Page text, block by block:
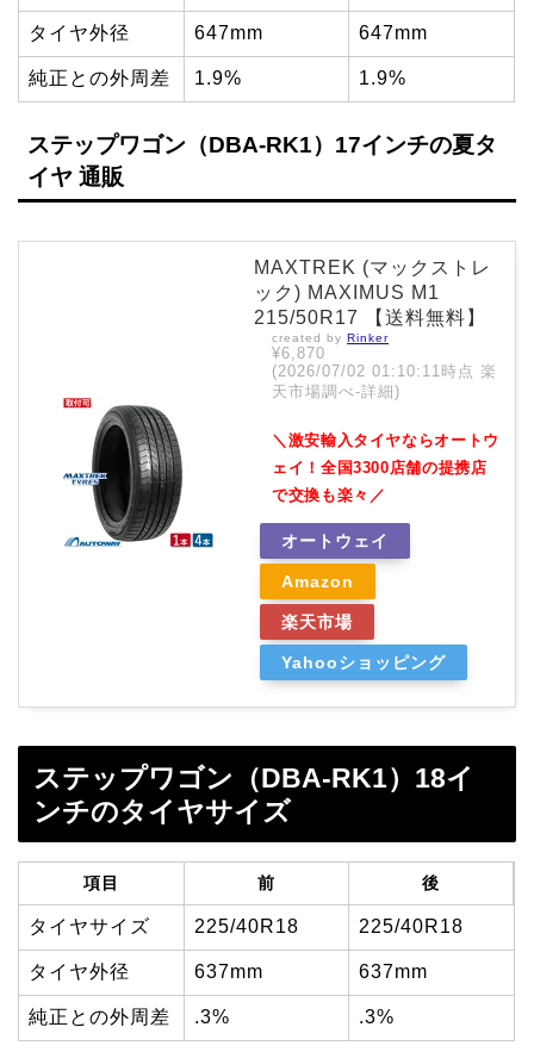
タイヤ外径 647mm 647mm
純正との外周差 1.9% 1.9%
ステップワゴン（DBA-RK1）17インチの夏タ
イヤ 通販
MAXTREK (マックストレ
ック) MAXIMUS M1
215/50R17 【送料無料】
created by Rinker
¥6,870
(2026/07/02 01:10:11時点 楽
天市場調べ-詳細)
＼激安輸入タイヤならオートウ
ェイ！全国3300店舗の提携店
で交換も楽々／
オートウェイ
Amazon
楽天市場
Yahooショッピング
ステップワゴン（DBA-RK1）18イ
ンチのタイヤサイズ
項目 前 後
タイヤサイズ 225/40R18 225/40R18
タイヤ外径 637mm 637mm
純正との外周差 .3% .3%